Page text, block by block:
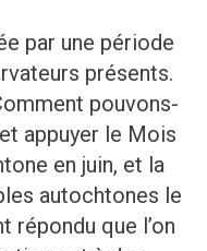
par une période
présents.
pouvons-
appuyer le Mois
en juin, et la
autochtones le
répondu que l’on